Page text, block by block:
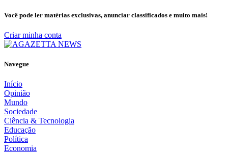
Você pode ler matérias exclusivas, anunciar classificados e muito mais!
Criar minha conta
Navegue
Início
Opinião
Mundo
Sociedade
Ciência & Tecnologia
Educação
Política
Economia